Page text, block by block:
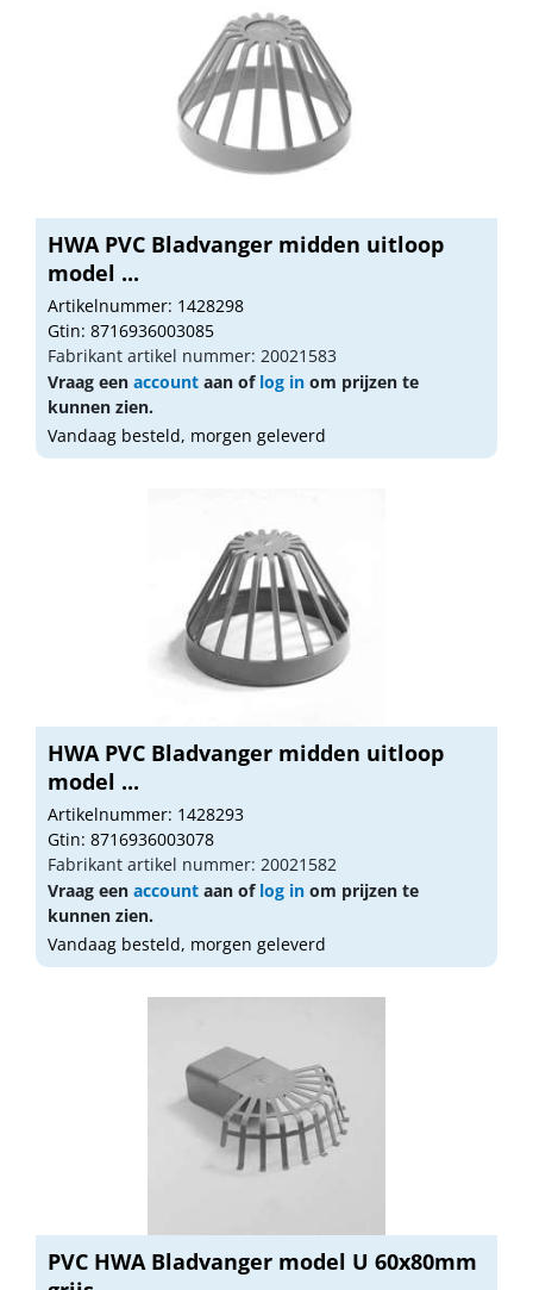
HWA PVC Bladvanger midden uitloop
model ...
Artikelnummer: 1428298
Gtin: 8716936003085
Fabrikant artikel nummer: 20021583
Vraag een account aan of log in om prijzen te
kunnen zien.
Vandaag besteld, morgen geleverd
HWA PVC Bladvanger midden uitloop
model ...
Artikelnummer: 1428293
Gtin: 8716936003078
Fabrikant artikel nummer: 20021582
Vraag een account aan of log in om prijzen te
kunnen zien.
Vandaag besteld, morgen geleverd
PVC HWA Bladvanger model U 60x80mm